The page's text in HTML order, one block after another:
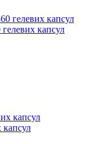
капсул
капсул